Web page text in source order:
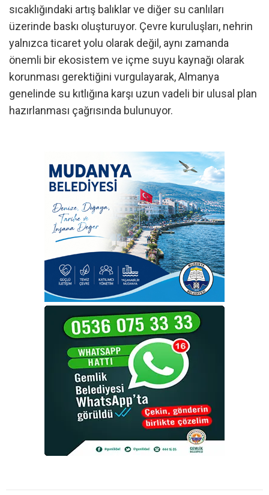
sıcaklığındaki artış balıklar ve diğer su canlıları
üzerinde baskı oluşturuyor. Çevre kuruluşları, nehrin
yalnızca ticaret yolu olarak değil, aynı zamanda
önemli bir ekosistem ve içme suyu kaynağı olarak
korunması gerektiğini vurgulayarak, Almanya
genelinde su kıtlığına karşı uzun vadeli bir ulusal plan
hazırlanması çağrısında bulunuyor.